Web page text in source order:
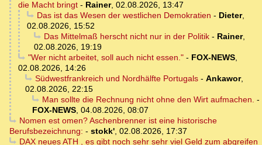
die Macht bringt - Rainer, 02.08.2026, 13:47
Das ist das Wesen der westlichen Demokratien - Dieter,
02.08.2026, 15:52
Das Mittelmaß herscht nicht nur in der Politik- Rainer,
02.08.2026, 19:19
"Wer nicht arbeitet, soll auch nicht essen."- FOX-NEWS,
02.08.2026, 14:26
Südwestfrankreich und Nordhälfte Portugals- Ankawor,
02.08.2026, 22:15
Man sollte die Rechnung nicht ohne den Wirt aufmachen. -
FOX-NEWS, 04.08.2026, 08:07
Nomen est omen? Aschenbrenner ist eine historische
Berufsbezeichnung: - stokk', 02.08.2026, 17:37
DAX neues ATH , es gibt noch sehr sehr viel Geld zum abgreifen